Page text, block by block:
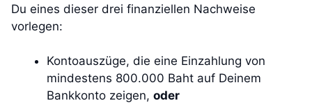
Du eines dieser drei finanziellen Nachweise
vorlegen:
Kontoauszüge, die eine Einzahlung von
mindestens 800.000 Baht auf Deinem
Bankkonto zeigen, oder